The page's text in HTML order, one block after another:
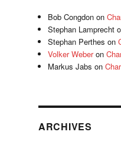
Bob Congdon on
Stephan Lamprecht
Stephan Perthes on
Volker Weberon
Markus Jabs on
ARCHIVES